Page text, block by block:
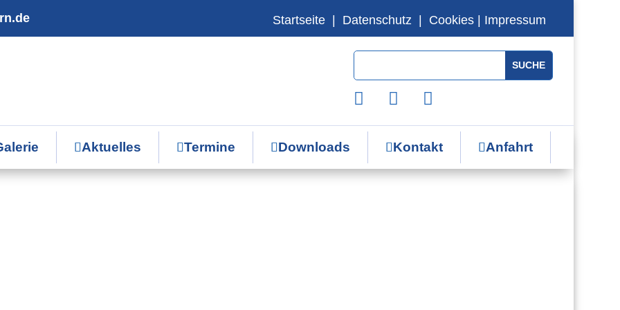
Startseite| Datenschutz Cookies| Impressum
Suchen
nach:
for...
Aktuelles Termine Downloads Kontakt Anfahrt